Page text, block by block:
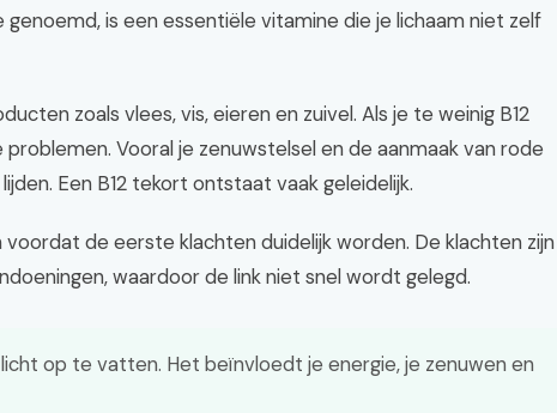
genoemd, is een essentiële vitamine die je lichaam niet zelf
zoals vlees, vis, eieren en zuivel. Als je te weinig B12
Vooral je zenuwstelsel en de aanmaak van rode
Een B12 tekort ontstaat vaak geleidelijk.
de eerste klachten duidelijk worden. De klachten zijn
waardoor de link niet snel wordt gelegd.
op te vatten. Het beïnvloedt je energie, je zenuwen en